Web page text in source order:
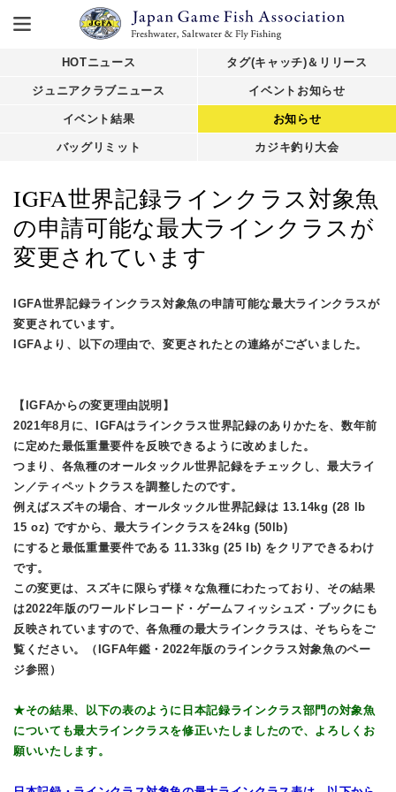
HOTニュース タグ(キャッチ)＆リリース
ジュニアクラブニュース イベントお知らせ
イベント結果 お知らせ
バッグリミット カジキ釣り大会
IGFA世界記録ラインクラス対象魚
の申請可能な最大ラインクラスが
変更されています
IGFA世界記録ラインクラス対象魚の申請可能な最大ラインクラスが
変更されています。
IGFAより、以下の理由で、変更されたとの連絡がございました。
【IGFAからの変更理由説明】
2021年8月に、IGFAはラインクラス世界記録のありかたを、数年前
に定めた最低重量要件を反映できるように改めました。
つまり、各魚種のオールタックル世界記録をチェックし、最大ライ
ン／ティペットクラスを調整したのです。
例えばスズキの場合、オールタックル世界記録は 13.14kg (28 lb
15 oz) ですから、最大ラインクラスを24kg (50lb)
にすると最低重量要件である 11.33kg (25 lb) をクリアできるわけ
です。
この変更は、スズキに限らず様々な魚種にわたっており、その結果
は2022年版のワールドレコード・ゲームフィッシュズ・ブックにも
反映されていますので、各魚種の最大ラインクラスは、そちらをご
覧ください。
（IGFA年鑑・2022年版のラインクラス対象魚のペー
ジ参照）
★その結果、以下の表のように日本記録ラインクラス部門の対象魚
についても最大ラインクラスを修正いたしましたので、よろしくお
願いいたします。